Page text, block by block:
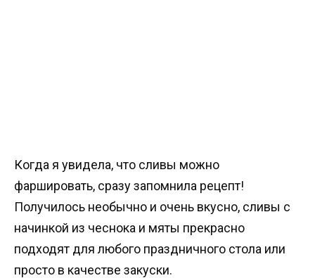
Когда я увидела, что сливы можно
фаршировать, сразу запомнила рецепт!
Получилось необычно и очень вкусно, сливы с
начинкой из чеснока и мяты прекрасно
подходят для любого праздничного стола или
просто в качестве закуски.